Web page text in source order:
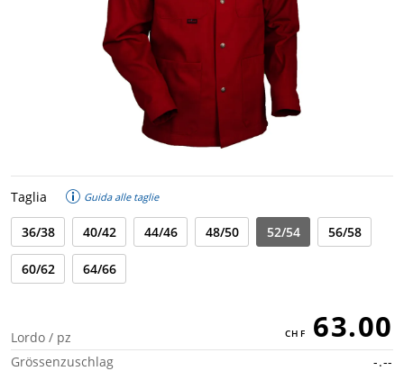
Taglia Guida alle taglie
36/38 40/42 44/46 48/50 52/54 56/58
60/62 64/66
Lordo / pz 63.00
Grössenzuschlag -.--